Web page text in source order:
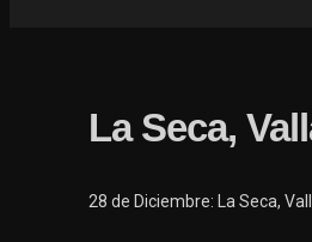
La Seca,
28 de Diciembre: La Seca,